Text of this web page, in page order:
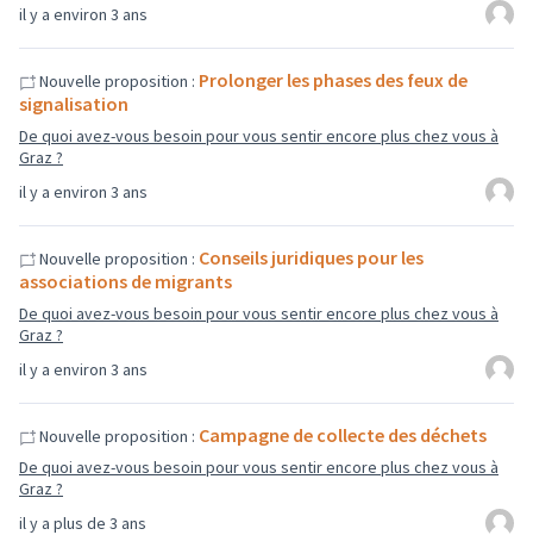
il y a environ 3 ans
il y a environ 3 ans
Nouvelle proposition : Prolonger les phases des feux de
signalisation
De quoi avez-vous besoin pour vous sentir encore plus chez vous à
Graz ?
il y a environ 3 ans
Nouvelle proposition : Conseils juridiques pour les
associations de migrants
De quoi avez-vous besoin pour vous sentir encore plus chez vous à
Graz ?
il y a plus de 3 ans
Nouvelle proposition : Campagne de collecte des déchets
De quoi avez-vous besoin pour vous sentir encore plus chez vous à
Graz ?